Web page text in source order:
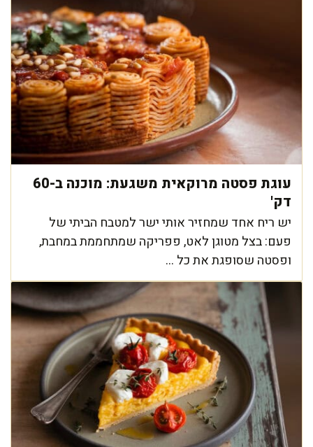
עוגת פסטה מרוקאית משגעת: מוכנה ב-60
דק'
יש ריח אחד שמחזיר אותי ישר למטבח הביתי של
פעם: בצל מטוגן לאט, פפריקה שמתחממת במחבת,
ופסטה שסופגת את כל ...